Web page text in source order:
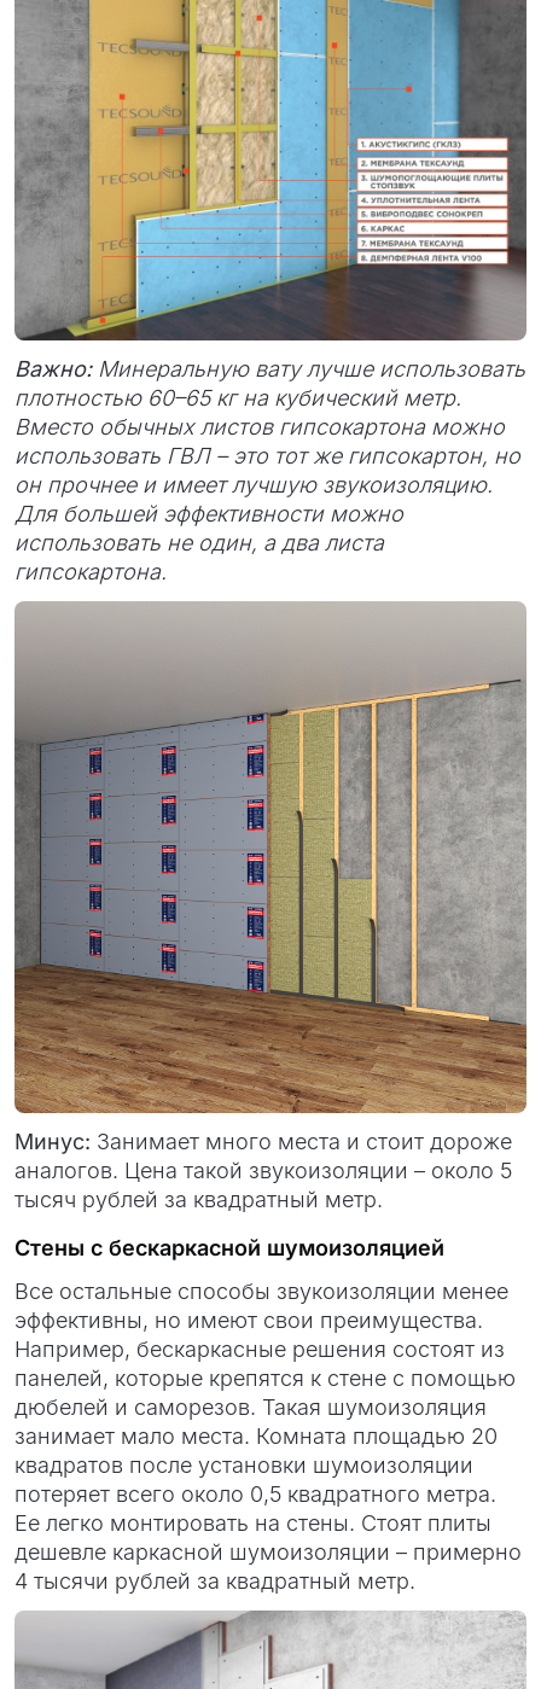
Важно:Минеральную вату лучше использовать
плотностью 60–65 кг на кубический метр.
Вместо обычных листов гипсокартона можно
использовать ГВЛ – это тот же гипсокартон, но
он прочнее и имеет лучшую звукоизоляцию.
Для большей эффективности можно
использовать не один, а два листа
гипсокартона.
Минус: Занимает много места и стоит дороже
аналогов. Цена такой звукоизоляции – около 5
тысяч рублей за квадратный метр.
Стены с бескаркасной шумоизоляцией
Все остальные способы звукоизоляции менее
эффективны, но имеют свои преимущества.
Например, бескаркасные решения состоят из
панелей, которые крепятся к стене с помощью
дюбелей и саморезов. Такая шумоизоляция
занимает мало места. Комната площадью 20
квадратов после установки шумоизоляции
потеряет всего около 0,5 квадратного метра.
Ее легко монтировать на стены. Стоят плиты
дешевле каркасной шумоизоляции – примерно
4 тысячи рублей за квадратный метр.